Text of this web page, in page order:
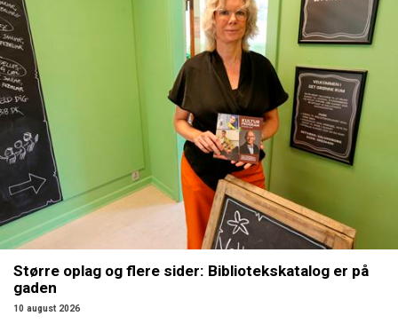
Større oplag og flere sider: Bibliotekskatalog er på
gaden
10 august 2026